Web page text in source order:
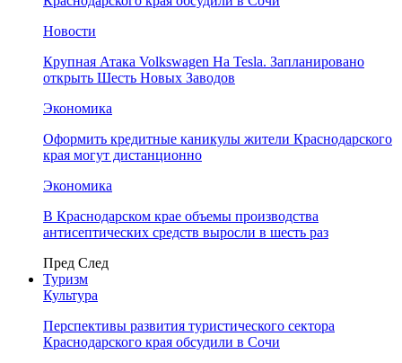
Новости
Крупная Атака Volkswagen На Tesla. Запланировано
открыть Шесть Новых Заводов
Экономика
Оформить кредитные каникулы жители Краснодарского
края могут дистанционно
Экономика
В Краснодарском крае объемы производства
антисептических средств выросли в шесть раз
Пред След
Туризм
Культура
Перспективы развития туристического сектора
Краснодарского края обсудили в Сочи